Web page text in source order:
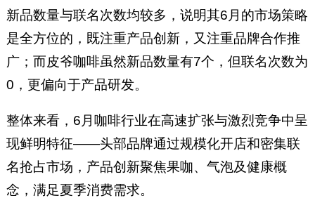
新品数量与联名次数均较多，说明其6月的市场策略
是全方位的，既注重产品创新，又注重品牌合作推
广；而皮爷咖啡虽然新品数量有7个，但联名次数为
0，更偏向于产品研发。
整体来看，6月咖啡行业在高速扩张与激烈竞争中呈
现鲜明特征——头部品牌通过规模化开店和密集联
名抢占市场，产品创新聚焦果咖、气泡及健康概
念，满足夏季消费需求。